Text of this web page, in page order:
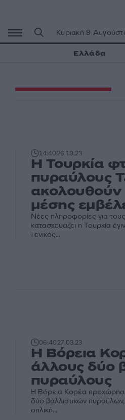
περιεχόμενο
Κυριακή 9
Ελλάδα
14:4026.10.23
Η Τουρκία
πυραύλους
ακολουθούν
μέσης
Νέες πληροφορίες για
κατασκευάζει η Τουρκία
Γενικός...
06:4027.03.23
H Βόρεια
άλλους δύο
πυραύλους
Η Βόρεια Κορέα
δύο βαλλιστικών
οπλική...